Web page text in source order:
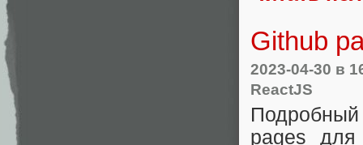
Github
2023-04-30 в
ReactJS
pages